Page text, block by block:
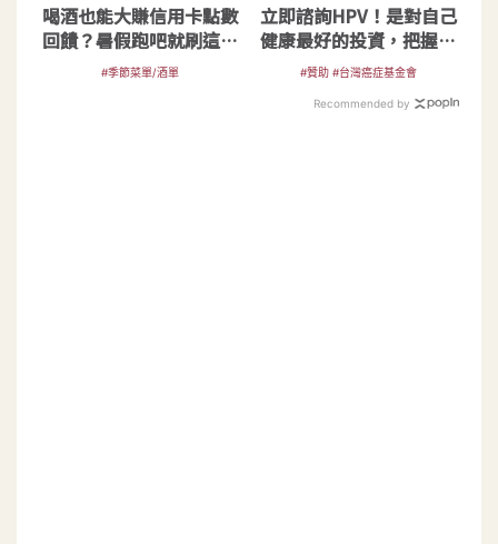
喝酒也能大賺信用卡點數
回饋？暑假跑吧就刷這張
神卡！
#季節菜單/酒單
立即諮詢HPV！是對自己
健康最好的投資，把握現
在不嫌晚！
#贊助 #台灣癌症基金會
Recommended by